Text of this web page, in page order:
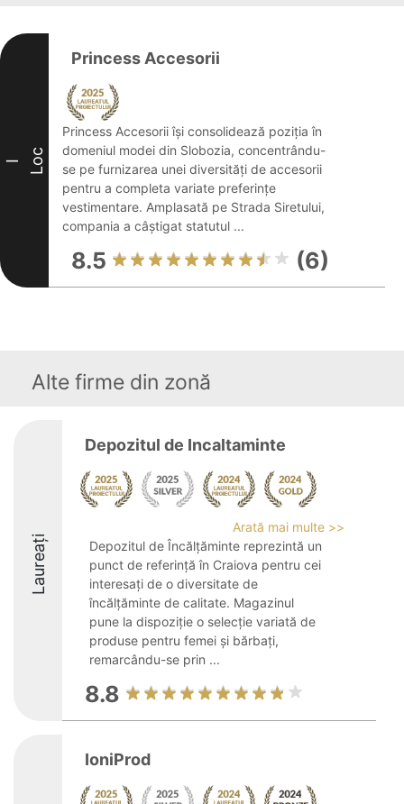
I Loc
Princess Accesorii
Princess Accesorii își consolidează poziția în
domeniul modei din Slobozia, concentrându-
se pe furnizarea unei diversități de accesorii
pentru a completa variate preferințe
vestimentare. Amplasată pe Strada Siretului,
compania a câștigat statutul ...
8.5 (6)
Alte firme din zonă
Laureați
Depozitul de Incaltaminte
Arată mai multe >>
Depozitul de Încălțăminte reprezintă un
punct de referință în Craiova pentru cei
interesați de o diversitate de
încălțăminte de calitate. Magazinul
pune la dispoziție o selecție variată de
produse pentru femei și bărbați,
remarcându-se prin ...
8.8
IoniProd